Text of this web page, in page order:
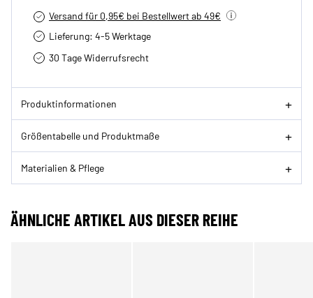
Versand für 0,95€ bei Bestellwert ab 49€
Lieferung: 4-5 Werktage
30 Tage Widerrufsrecht
Produktinformationen
Größentabelle und Produktmaße
Materialien & Pflege
ÄHNLICHE ARTIKEL AUS DIESER REIHE